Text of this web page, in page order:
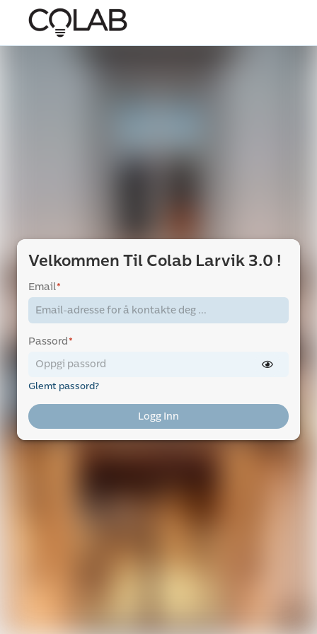
Velkommen Til Colab Larvik 3.0 !
Email*
Passord*
Glemt passord?
Logg Inn